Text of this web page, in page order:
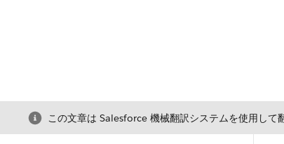
この文章は Salesforce 機械翻訳システムを使用して